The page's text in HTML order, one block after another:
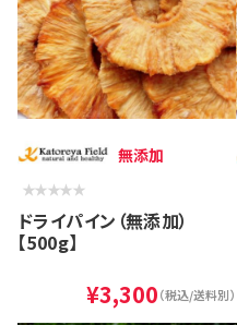
無添加
ドライパイン（無添加）
【500g】
¥3,300（税込/送料別）